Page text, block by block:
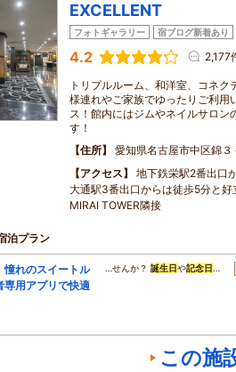
EXCELLENT
フォトギャラリー 宿ブログ新着あり
4.2 2,177
トリプルルーム、和洋室、コネ
様連れやご家族でゆったりご利用
ス！館内にはジムやネイルサロン
す！
住所
愛知県名古屋市中区錦３
アクセス
地下鉄栄駅2番出口
大通駅3番出口からは徒歩5分と好
MIRAI TOWER隣接
泊プラン
憧れのスイートル
専用アプリで快適
…せんか？誕生日や記念日 …
この施